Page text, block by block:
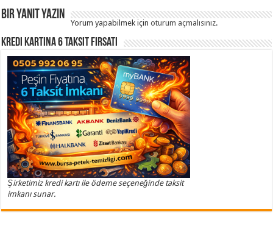
Bir yanıt yazın
Yorum yapabilmek içinoturum açmalısınız.
Kredi Kartına 6 Taksit Fırsatı
Şirketimiz kredi kartı ile ödeme seçeneğinde taksit
imkanı sunar.